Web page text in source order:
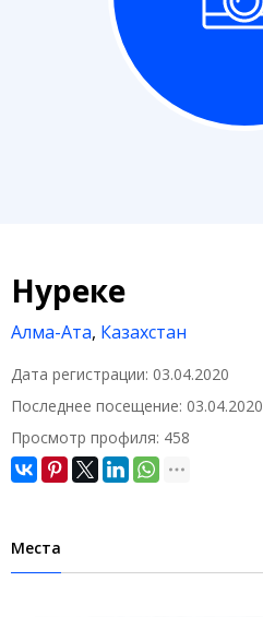
Нуреке
Алма-Ата, Казахстан
Дата регистрации: 03.04.2020
Последнее посещение: 03.04.2020
Просмотр профиля: 458
Места